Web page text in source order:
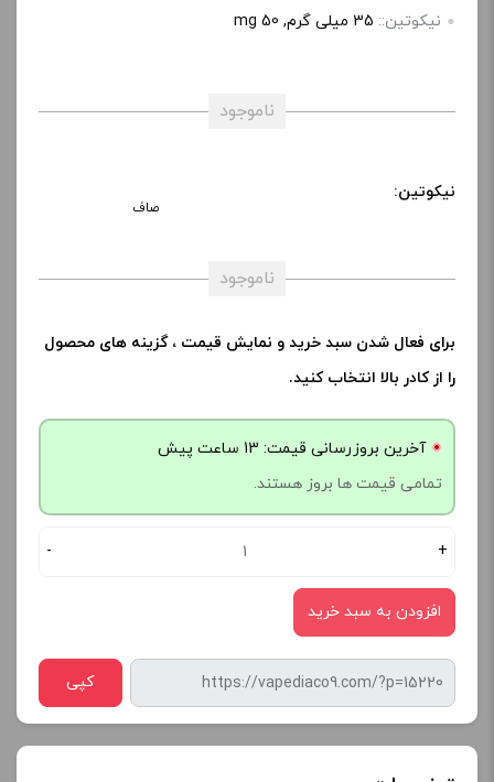
نیکوتین:: 35 میلی‌ گرم, 50 mg
ناموجود
نیکوتین:
صاف
ناموجود
برای فعال شدن سبد خرید و نمایش قیمت ، گزینه های محصول
را از کادر بالا انتخاب کنید.
آخرین بروزرسانی قیمت: 13 ساعت پیش
تمامی قیمت ها بروز هستند.
- +
افزودن به سبد خرید
کپی